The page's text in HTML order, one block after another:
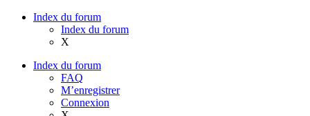
Index du forum
Index du forum
X
Index du forum
FAQ
M’enregistrer
Connexion